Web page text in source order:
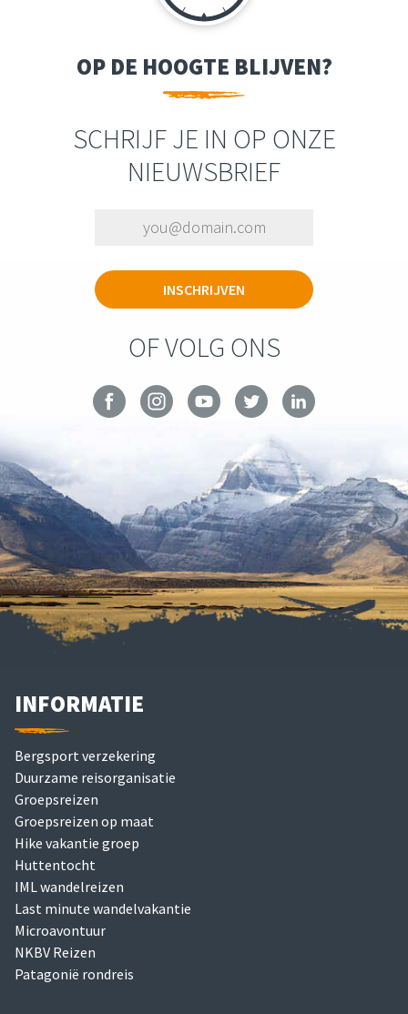
OP DE HOOGTE BLIJVEN?
SCHRIJF JE IN OP ONZE
NIEUWSBRIEF
OF VOLG ONS
INFORMATIE
Bergsport verzekering
Duurzame reisorganisatie
Groepsreizen
Groepsreizen op maat
Hike vakantie groep
Huttentocht
IML wandelreizen
Last minute wandelvakantie
Microavontuur
NKBV Reizen
Patagonië rondreis